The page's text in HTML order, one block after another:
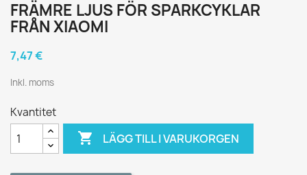
FRÄMRE LJUS FÖR SPARKCYKLAR
FRÅN XIAOMI
7,47 €
Inkl. moms
Kvantitet
 LÄGG TILL I VARUKORGEN